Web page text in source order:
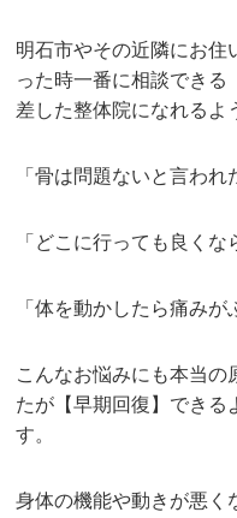
明石市やその近隣にお住
った時一番に相談できる
差した整体院になれるよ
「骨は問題ないと言われ
「どこに行っても良くな
「体を動かしたら痛みが
こんなお悩みにも本当の
たが【早期回復】できる
す。
身体の機能や動きが悪く